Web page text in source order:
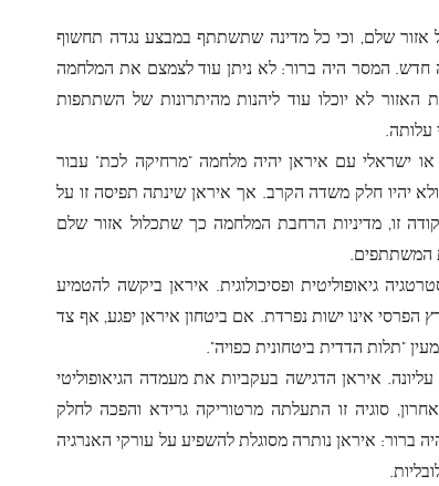
שלם, וכי כל מדינה שתשתתף במבצע נגדה תחשוף
חדש. המסר היה ברור: לא ניתן עוד לצמצם את המלחמה
האזור לא יוכלו עוד ליהנות מהיתרונות של השתתפות
עלותה.
או ישראלי עם איראן יהיה מלחמה "מרחיקה לכת" עבור
יהיו חלק משדה הקרב. אך איראן שינתה תפיסה זו על
זו, מדיניות הרחבת המלחמה כך שתכלול אזור שלם
המשתתפים.
גיאופוליטית ופסיכולוגית. איראן ביקשה להטמיע
אינו ישות נפרדת. אם ביטחון איראן יפגע, אף צד
"תלות הדדית ביטחונית כפויה".
איראן הדגישה בעקביות את מעמדה הגיאופוליטי
סוגיה זו התעלתה מרטוריקה גרידא והפכה לחלק
ברור: איראן נותרה מסוגלת להשפיע על עורקי האנרגיה